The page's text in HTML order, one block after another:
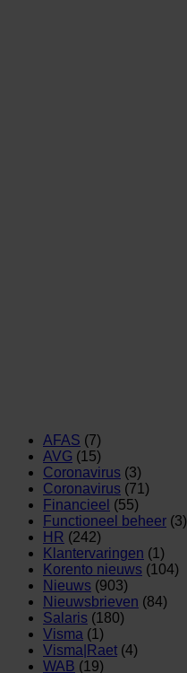
AFAS (7)
AVG (15)
Coronavirus (3)
Coronavirus (71)
Financieel (55)
Functioneel beheer (3)
HR (242)
Klantervaringen (1)
Korento nieuws (104)
Nieuws (903)
Nieuwsbrieven (84)
Salaris (180)
Visma (1)
Visma|Raet (4)
WAB (19)